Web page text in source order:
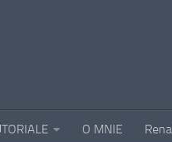
O MNIE